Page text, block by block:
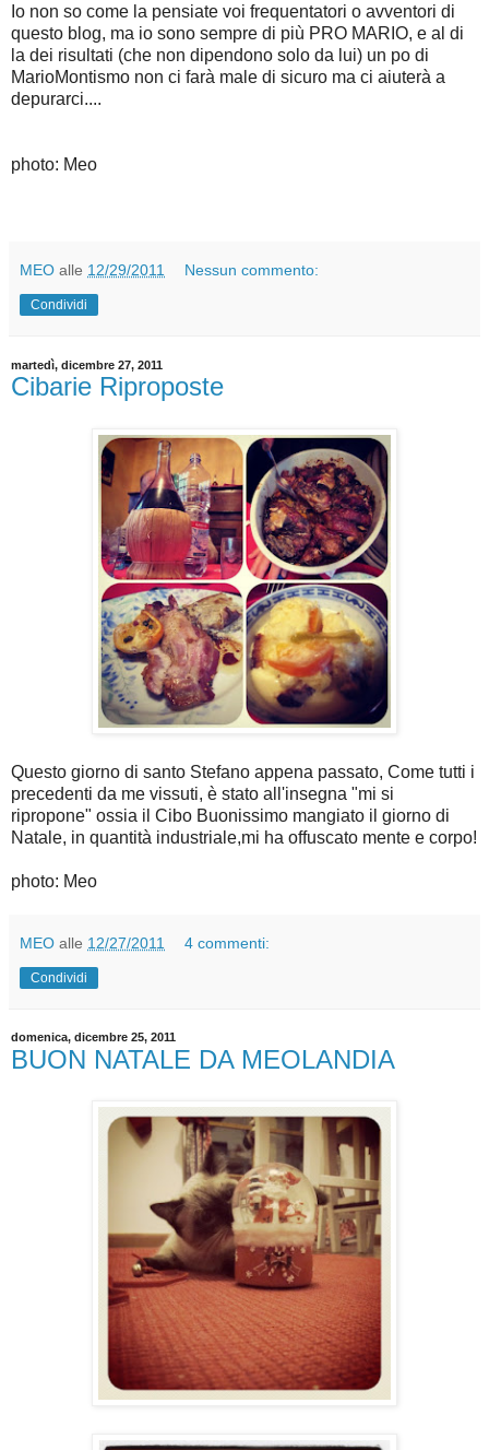
Io non so come la pensiate voi frequentatori o avventori di
questo blog, ma io sono sempre di più PRO MARIO, e al di
la dei risultati (che non dipendono solo da lui) un po di
MarioMontismo non ci farà male di sicuro ma ci aiuterà a
depurarci....
photo: Meo
MEO alle 12/29/2011 Nessun commento:
Condividi
martedì, dicembre 27, 2011
Cibarie Riproposte
Questo giorno di santo Stefano appena passato, Come tutti i
precedenti da me vissuti, è stato all'insegna "mi si
ripropone" ossia il Cibo Buonissimo mangiato il giorno di
Natale, in quantità industriale,mi ha offuscato mente e corpo!
photo: Meo
MEO alle 12/27/2011 4 commenti:
Condividi
domenica, dicembre 25, 2011
BUON NATALE DA MEOLANDIA